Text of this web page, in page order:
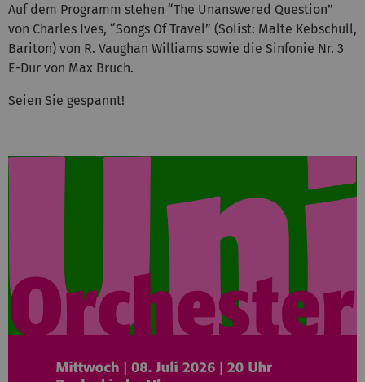
Auf dem Programm stehen “The Unanswered Question”
von Charles Ives, “Songs Of Travel” (Solist: Malte Kebschull,
Bariton) von R. Vaughan Williams sowie die Sinfonie Nr. 3
E-Dur von Max Bruch.
Seien Sie gespannt!